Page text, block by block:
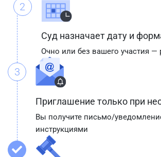
2
Суд назначает дату и
Очно или без вашего участия —
3
Приглашение только при
Вы получите письмо/
инструкциями